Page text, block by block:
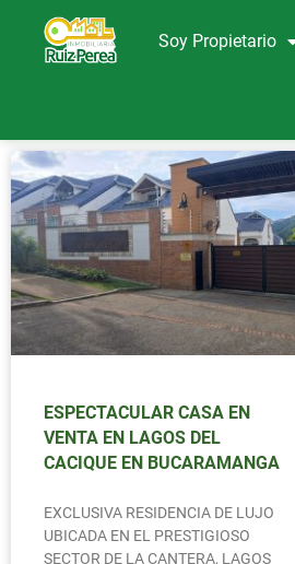
Soy Propietario
ESPECTACULAR CASA EN
VENTA EN LAGOS DEL
CACIQUE EN BUCARAMANGA
EXCLUSIVA RESIDENCIA DE LUJO
UBICADA EN EL PRESTIGIOSO
SECTOR DE LA CANTERA, LAGOS